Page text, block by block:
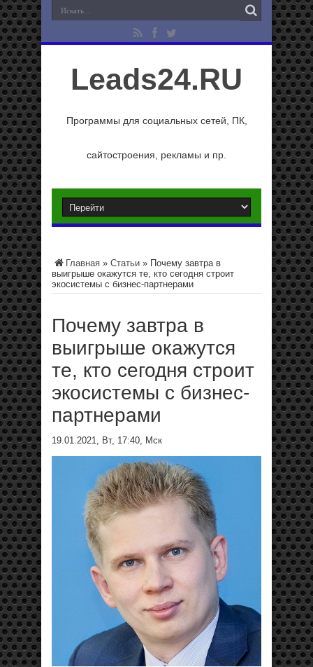
Leads24.RU
Программы для социальных сетей, ПК,
сайтостроения, рекламы и пр.
Главная » Статьи » Почему завтра в
выигрыше окажутся те, кто сегодня строит
экосистемы с бизнес-партнерами
Почему завтра в
выигрыше окажутся
те, кто сегодня строит
экосистемы с бизнес-
партнерами
19.01.2021, Вт, 17:40, Мск